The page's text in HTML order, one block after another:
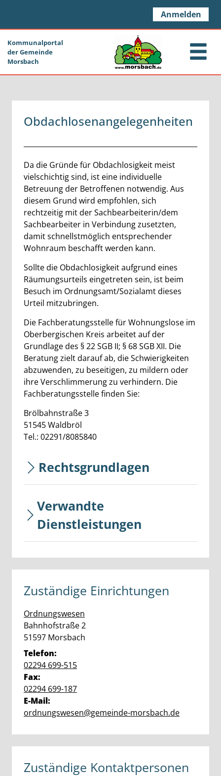
Anmelden
Kommunalportal
der Gemeinde
Morsbach
Obdachlosenangelegenheiten
Beschreibung
Da die Gründe für Obdachlosigkeit meist
vielschichtig sind, ist eine individuelle
Betreuung der Betroffenen notwendig. Aus
diesem Grund wird empfohlen, sich
rechtzeitig mit der Sachbearbeiterin/dem
Sachbearbeiter in Verbindung zusetzten,
damit schnellstmöglich entsprechender
Wohnraum beschafft werden kann.
Sollte die Obdachlosigkeit aufgrund eines
Räumungsurteils eingetreten sein, ist beim
Besuch im Ordnungsamt/Sozialamt dieses
Urteil mitzubringen.
Die Fachberatungsstelle für Wohnungslose im
Oberbergischen Kreis arbeitet auf der
Grundlage des § 22 SGB II; § 68 SGB XII. Die
Beratung zielt darauf ab, die Schwierigkeiten
abzuwenden, zu beseitigen, zu mildern oder
ihre Verschlimmerung zu verhindern. Die
Fachberatungsstelle finden Sie:
Brölbahnstraße 3
51545 Waldbröl
Tel.: 02291/8085840
Rechtsgrundlagen
Verwandte
Dienstleistungen
Zuständige Einrichtungen
Ordnungswesen
Straße:
Bahnhofstraße Hausnummer:
2
PLZ:
51597 Ort:
Morsbach
Telefon:
02294 699-515
Fax:
02294 699-187
E-Mail:
ordnungswesen@gemeinde-morsbach.de
Zuständige Kontaktpersonen